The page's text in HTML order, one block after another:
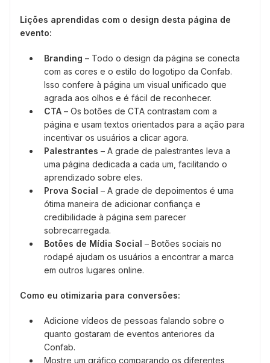
Lições aprendidas com o design desta página de
evento:
Branding – Todo o design da página se conecta
com as cores e o estilo do logotipo da Confab.
Isso confere à página um visual unificado que
agrada aos olhos e é fácil de reconhecer.
CTA – Os botões de CTA contrastam com a
página e usam textos orientados para a ação para
incentivar os usuários a clicar agora.
Palestrantes – A grade de palestrantes leva a
uma página dedicada a cada um, facilitando o
aprendizado sobre eles.
Prova Social – A grade de depoimentos é uma
ótima maneira de adicionar confiança e
credibilidade à página sem parecer
sobrecarregada.
Botões de Mídia Social – Botões sociais no
rodapé ajudam os usuários a encontrar a marca
em outros lugares online.
Como eu otimizaria para conversões:
Adicione vídeos de pessoas falando sobre o
quanto gostaram de eventos anteriores da
Confab.
Mostre um gráfico comparando os diferentes